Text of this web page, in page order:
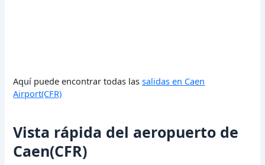
Aquí puede encontrar todas lassalidas en Caen
Airport(CFR)
Vista rápida del aeropuerto de
Caen(CFR)